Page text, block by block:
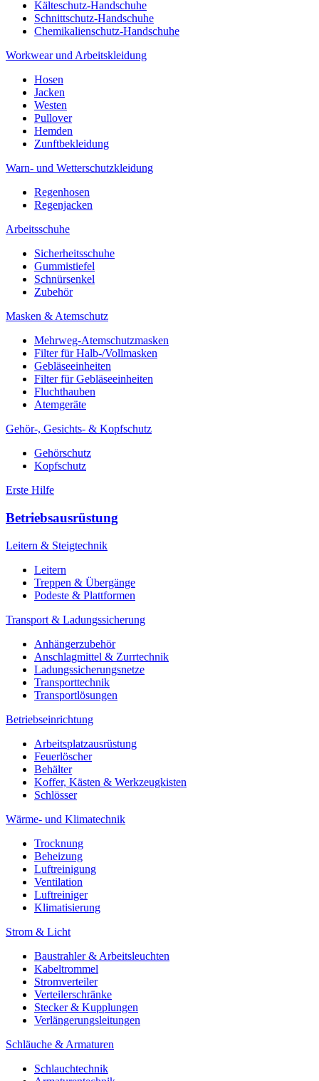
Kälteschutz-Handschuhe
Schnittschutz-Handschuhe
Chemikalienschutz-Handschuhe
Workwear und Arbeitskleidung
Hosen
Jacken
Westen
Pullover
Hemden
Zunftbekleidung
Warn- und Wetterschutzkleidung
Regenhosen
Regenjacken
Arbeitsschuhe
Sicherheitsschuhe
Gummistiefel
Schnürsenkel
Zubehör
Masken & Atemschutz
Mehrweg-Atemschutzmasken
Filter für Halb-/Vollmasken
Gebläseeinheiten
Filter für Gebläseeinheiten
Fluchthauben
Atemgeräte
Gehör-, Gesichts- & Kopfschutz
Gehörschutz
Kopfschutz
Erste Hilfe
Betriebsausrüstung
Leitern & Steigtechnik
Leitern
Treppen & Übergänge
Podeste & Plattformen
Transport & Ladungssicherung
Anhängerzubehör
Anschlagmittel & Zurrtechnik
Ladungssicherungsnetze
Transporttechnik
Transportlösungen
Betriebseinrichtung
Arbeitsplatzausrüstung
Feuerlöscher
Behälter
Koffer, Kästen & Werkzeugkisten
Schlösser
Wärme- und Klimatechnik
Trocknung
Beheizung
Luftreinigung
Ventilation
Luftreiniger
Klimatisierung
Strom & Licht
Baustrahler & Arbeitsleuchten
Kabeltrommel
Stromverteiler
Verteilerschränke
Stecker & Kupplungen
Verlängerungs­leitungen
Schläuche & Armaturen
Schlauchtechnik